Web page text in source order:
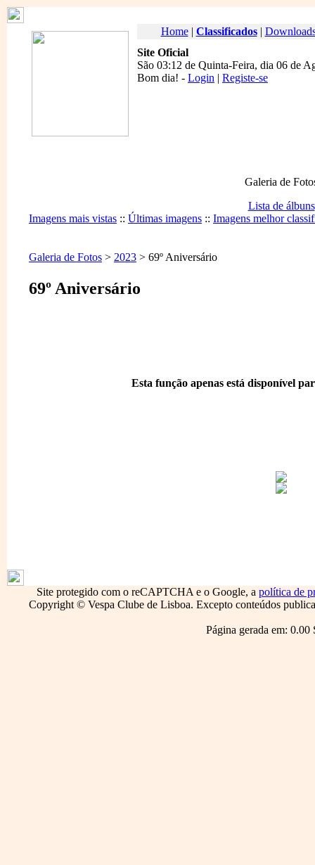
Home| Classificados|
Site Oficial
São 03:12 de Quinta-Feira, dia 06 de
Bom dia! - Login | Registe-se
Galeria de
Lista de álbuns
Imagens mais vistas :: Últimas imagens :: Imagens melhor
Galeria de Fotos > 2023 > 69º Aniversário
69º Aniversário
Esta função apenas está disponível
Site protegido com o reCAPTCHA e o Google, a política de
Copyright © Vespa Clube de Lisboa. Excepto conteúdos
Página gerada em: 0.00